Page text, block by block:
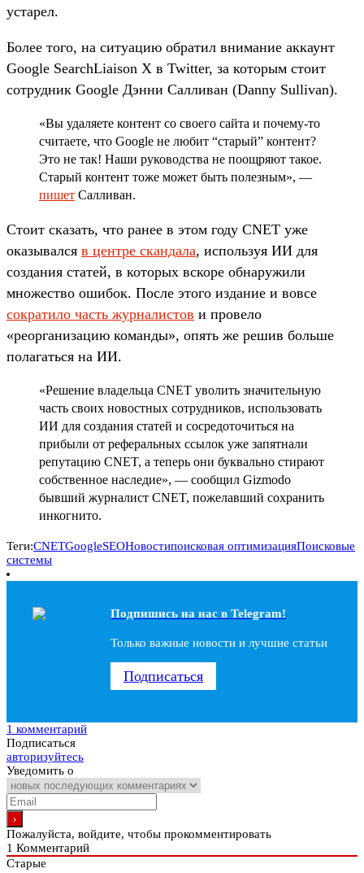
устарел.
Более того, на ситуацию обратил внимание аккаунт
Google SearchLiaison X в Twitter, за которым стоит
сотрудник Google Дэнни Салливан (Danny Sullivan).
«Вы удаляете контент со своего сайта и почему-то
считаете, что Google не любит “старый” контент?
Это не так! Наши руководства не поощряют такое.
Старый контент тоже может быть полезным», —
пишет Салливан.
Стоит сказать, что ранее в этом году CNET уже
оказывался в центре скандала, используя ИИ для
создания статей, в которых вскоре обнаружили
множество ошибок. После этого издание и вовсе
сократило часть журналистов и провело
«реорганизацию команды», опять же решив больше
полагаться на ИИ.
«Решение владельца CNET уволить значительную
часть своих новостных сотрудников, использовать
ИИ для создания статей и сосредоточиться на
прибыли от реферальных ссылок уже запятнали
репутацию CNET, а теперь они буквально стирают
собственное наследие», — сообщил Gizmodo
бывший журналист CNET, пожелавший сохранить
инкогнито.
Теги:CNETGoogleSEOНовостипоисковая оптимизацияПоисковые
системы
Подпишись на наc в Telegram!
Только важные новости и лучшие статьи
Подписаться
1 комментарий
Подписаться
авторизуйтесь
Уведомить о
Пожалуйста, войдите, чтобы прокомментировать
1 Комментарий
Старые